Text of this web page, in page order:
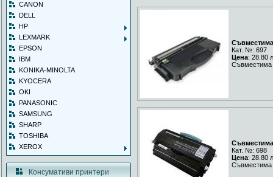
CANON
DELL
HP
LEXMARK
EPSON
IBM
KONIKA-MINOLTA
KYOCERA
OKI
PANASONIC
SAMSUNG
SHARP
TOSHIBA
XEROX
Консумативи принтери
Съвместима
Кат. №: 697
Цена: 28.80
Съвместима
Съвместима
Кат. №: 698
Цена: 28.80
Съвместима